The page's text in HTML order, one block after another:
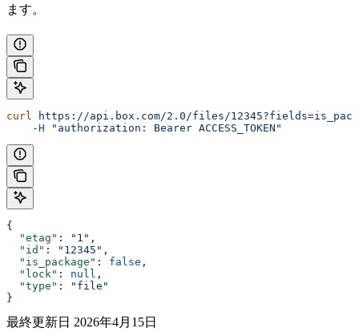
ます。
curl
https://api.box.com/2.0/files/
    -H
"authorization: Bearer ACCESS_TOKEN"
{
  "etag"
: "1" ,
  "id"
: "12345" ,
  "is_package"
: false ,
  "lock"
: null ,
  "type"
:
"file"
}
最終更新日 2026年4月15日